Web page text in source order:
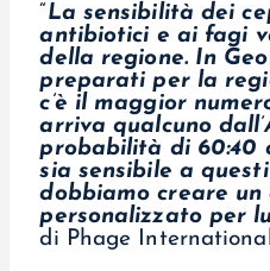
“La sensibilità dei
antibiotici e ai fagi
della regione. In
preparati per la
c’è il maggior
arriva qualcuno
probabilità di 60:40
sia sensibile a
dobbiamo creare un
personalizzato per
di Phage